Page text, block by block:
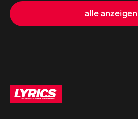
alle anzeigen